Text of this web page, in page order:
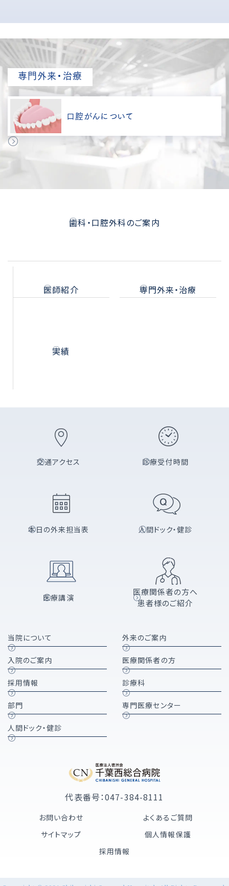
専門外来・治療
口腔がんについて
歯科・口腔外科のご案内
医師紹介 専門外来・治療
実績
交通アクセス 診療受付時間
本日の外来担当表 人間ドック・健診
医療講演
医療関係者の方へ
患者様のご紹介
当院について 外来のご案内
入院のご案内 医療関係者の方
採用情報 診療科
部門 専門医療センター
人間ドック・健診
代表番号：047-384-8111
お問い合わせ
よくあるご質問
サイトマップ
個人情報保護
採用情報